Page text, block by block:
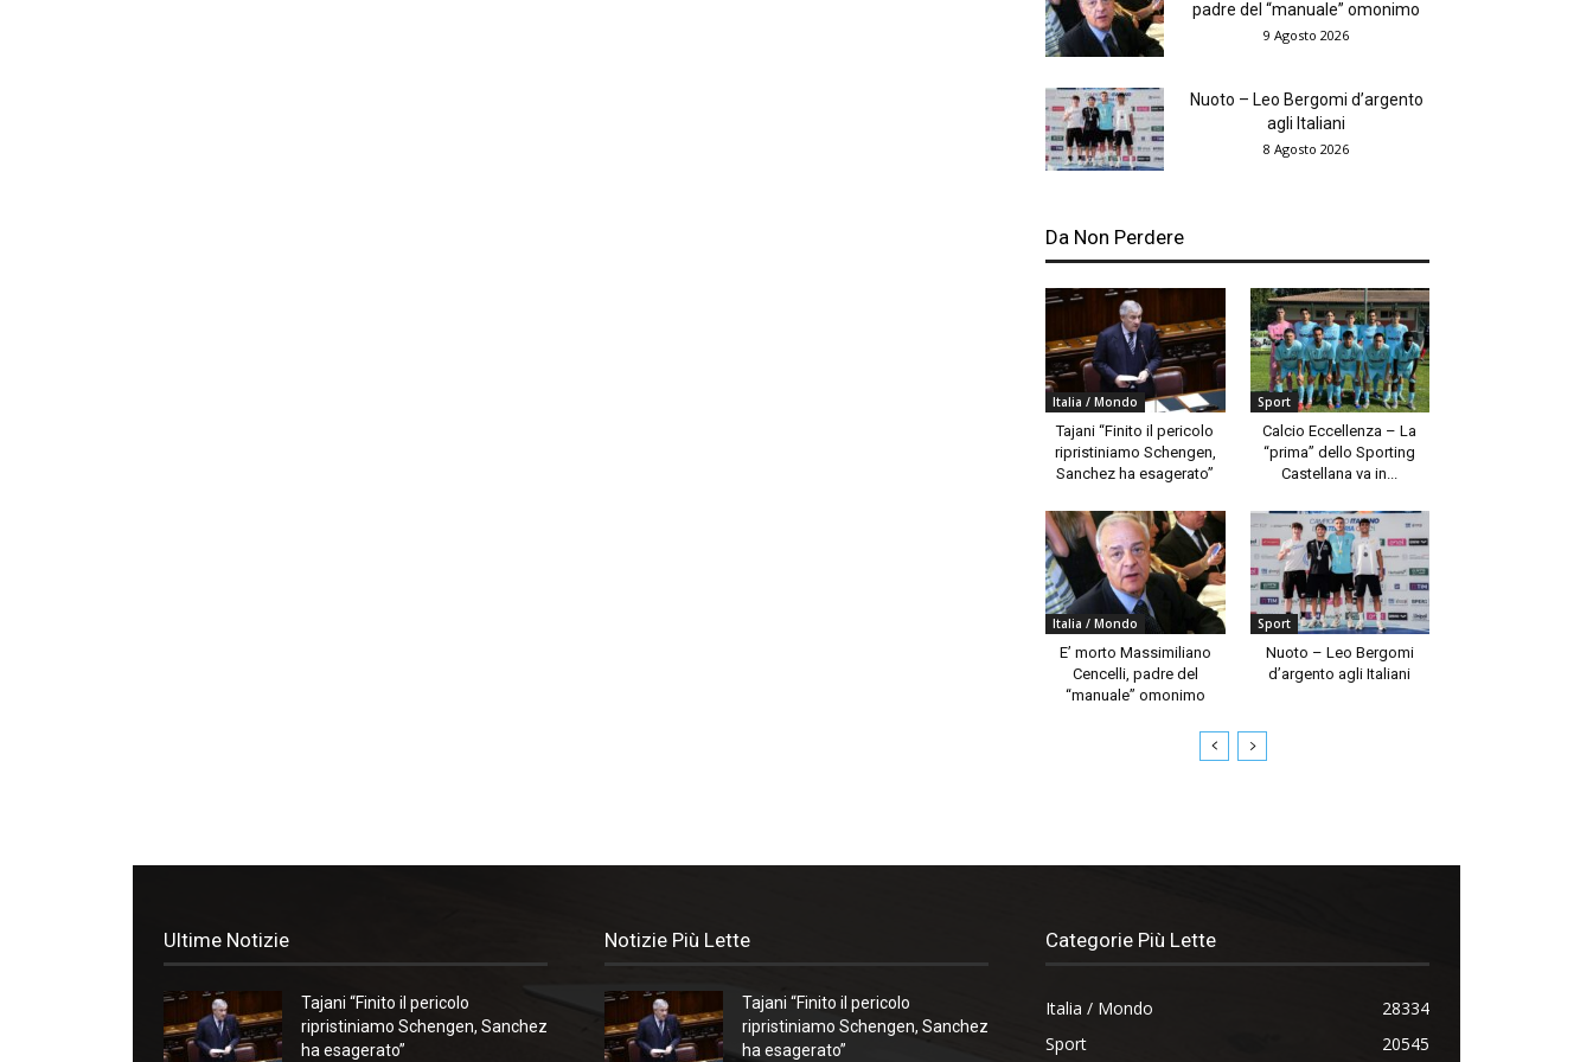
padre del “manuale” omonimo
9 Agosto 2026
Nuoto – Leo Bergomi d’argento
agli Italiani
8 Agosto 2026
Da Non Perdere
Italia / Mondo
Tajani “Finito il pericolo
ripristiniamo Schengen,
Sanchez ha esagerato”
Sport
Calcio Eccellenza – La
“prima” dello Sporting
Castellana va in...
Italia / Mondo
E’ morto Massimiliano
Cencelli, padre del
“manuale” omonimo
Sport
Nuoto – Leo Bergomi
d’argento agli Italiani
Ultime Notizie
Tajani “Finito il pericolo
ripristiniamo Schengen, Sanchez
ha esagerato”
Notizie Più Lette
Tajani “Finito il pericolo
ripristiniamo Schengen, Sanchez
ha esagerato”
Categorie Più Lette
Italia / Mondo
28334
Sport
20545